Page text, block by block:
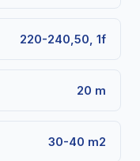
220-240,50, 1f
20 m
30-40 m2